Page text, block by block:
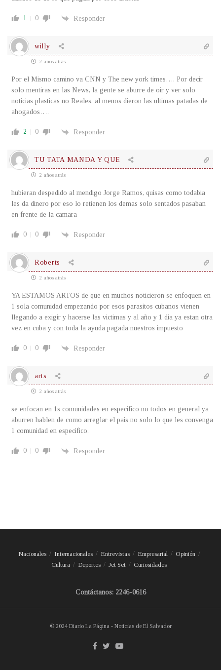
1 0 Responder
willy
2 años atrás
Por el Mismo camino va CNN y The new york times…. Por decir
solo mentiras en las News, la gente se aburre de oir y ver solo
noticias plasticas no Reales. al menos dieron las ultimas patadas de
ahogados….
2 0 Responder
TU TATA MANDA Y QUE
2 años atrás
hubieran despedido al mendigo Jorge Ramos, quisas como todabia
les da dinero por eso lo retienen los demas solo sentados pasaban
en frente de la camara
0 0 Responder
Roberts
2 años atrás
YA ESTAMOS ARTOS de que en muchos noticieron se enfoquen en
1 sola comunidad empezando por esos parasitos cubanos vienen
llegando a exigir y hacerse las victimas y al año y 1 dia ya estan otra
vez en cuba y con toda la ayuda pagada nuestros impuesto
0 0 Responder
arts
2 años atrás
se enfocan en 1s comunidades en especifico no todos en general ya
aburren hablen de como arreglar el pais no solo lo que les convenga
1 comunidad en especifico.
0 0 Responder
Nacionales Internacionales Entrevistas Empresarial
Opinión
Cultura
Deportes Jet Set Curiosidades
Contáctanos: 2246-0616
© 2024 Diario La Página - Noticias de El Salvador